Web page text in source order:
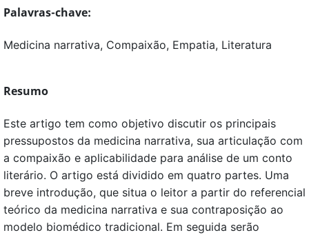
Palavras-chave:
Medicina narrativa, Compaixão, Empatia, Literatura
Resumo
Este artigo tem como objetivo discutir os principais
pressupostos da medicina narrativa, sua articulação com
a compaixão e aplicabilidade para análise de um conto
literário. O artigo está dividido em quatro partes. Uma
breve introdução, que situa o leitor a partir do referencial
teórico da medicina narrativa e sua contraposição ao
modelo biomédico tradicional. Em seguida serão